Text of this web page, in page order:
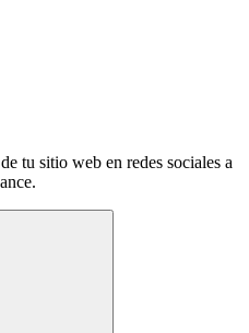
tu sitio web en redes sociales a